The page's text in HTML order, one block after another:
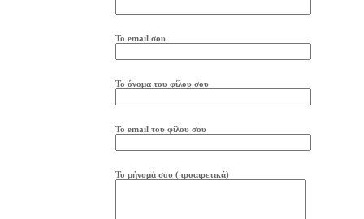
Το email σου
Το όνομα του φίλου σου
Το email του φίλου σου
Το μήνυμά σου (προαιρετικά)